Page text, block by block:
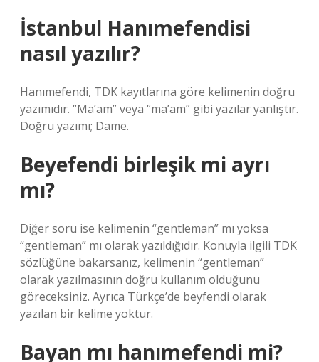
İstanbul Hanımefendisi
nasıl yazılır?
Hanımefendi, TDK kayıtlarına göre kelimenin doğru
yazımıdır. “Ma’am” veya “ma’am” gibi yazılar yanlıştır.
Doğru yazımı; Dame.
Beyefendi birleşik mi ayrı
mı?
Diğer soru ise kelimenin “gentleman” mı yoksa
“gentleman” mı olarak yazıldığıdır. Konuyla ilgili TDK
sözlüğüne bakarsanız, kelimenin “gentleman”
olarak yazılmasının doğru kullanım olduğunu
göreceksiniz. Ayrıca Türkçe’de beyfendi olarak
yazılan bir kelime yoktur.
Bayan mı hanımefendi mi?